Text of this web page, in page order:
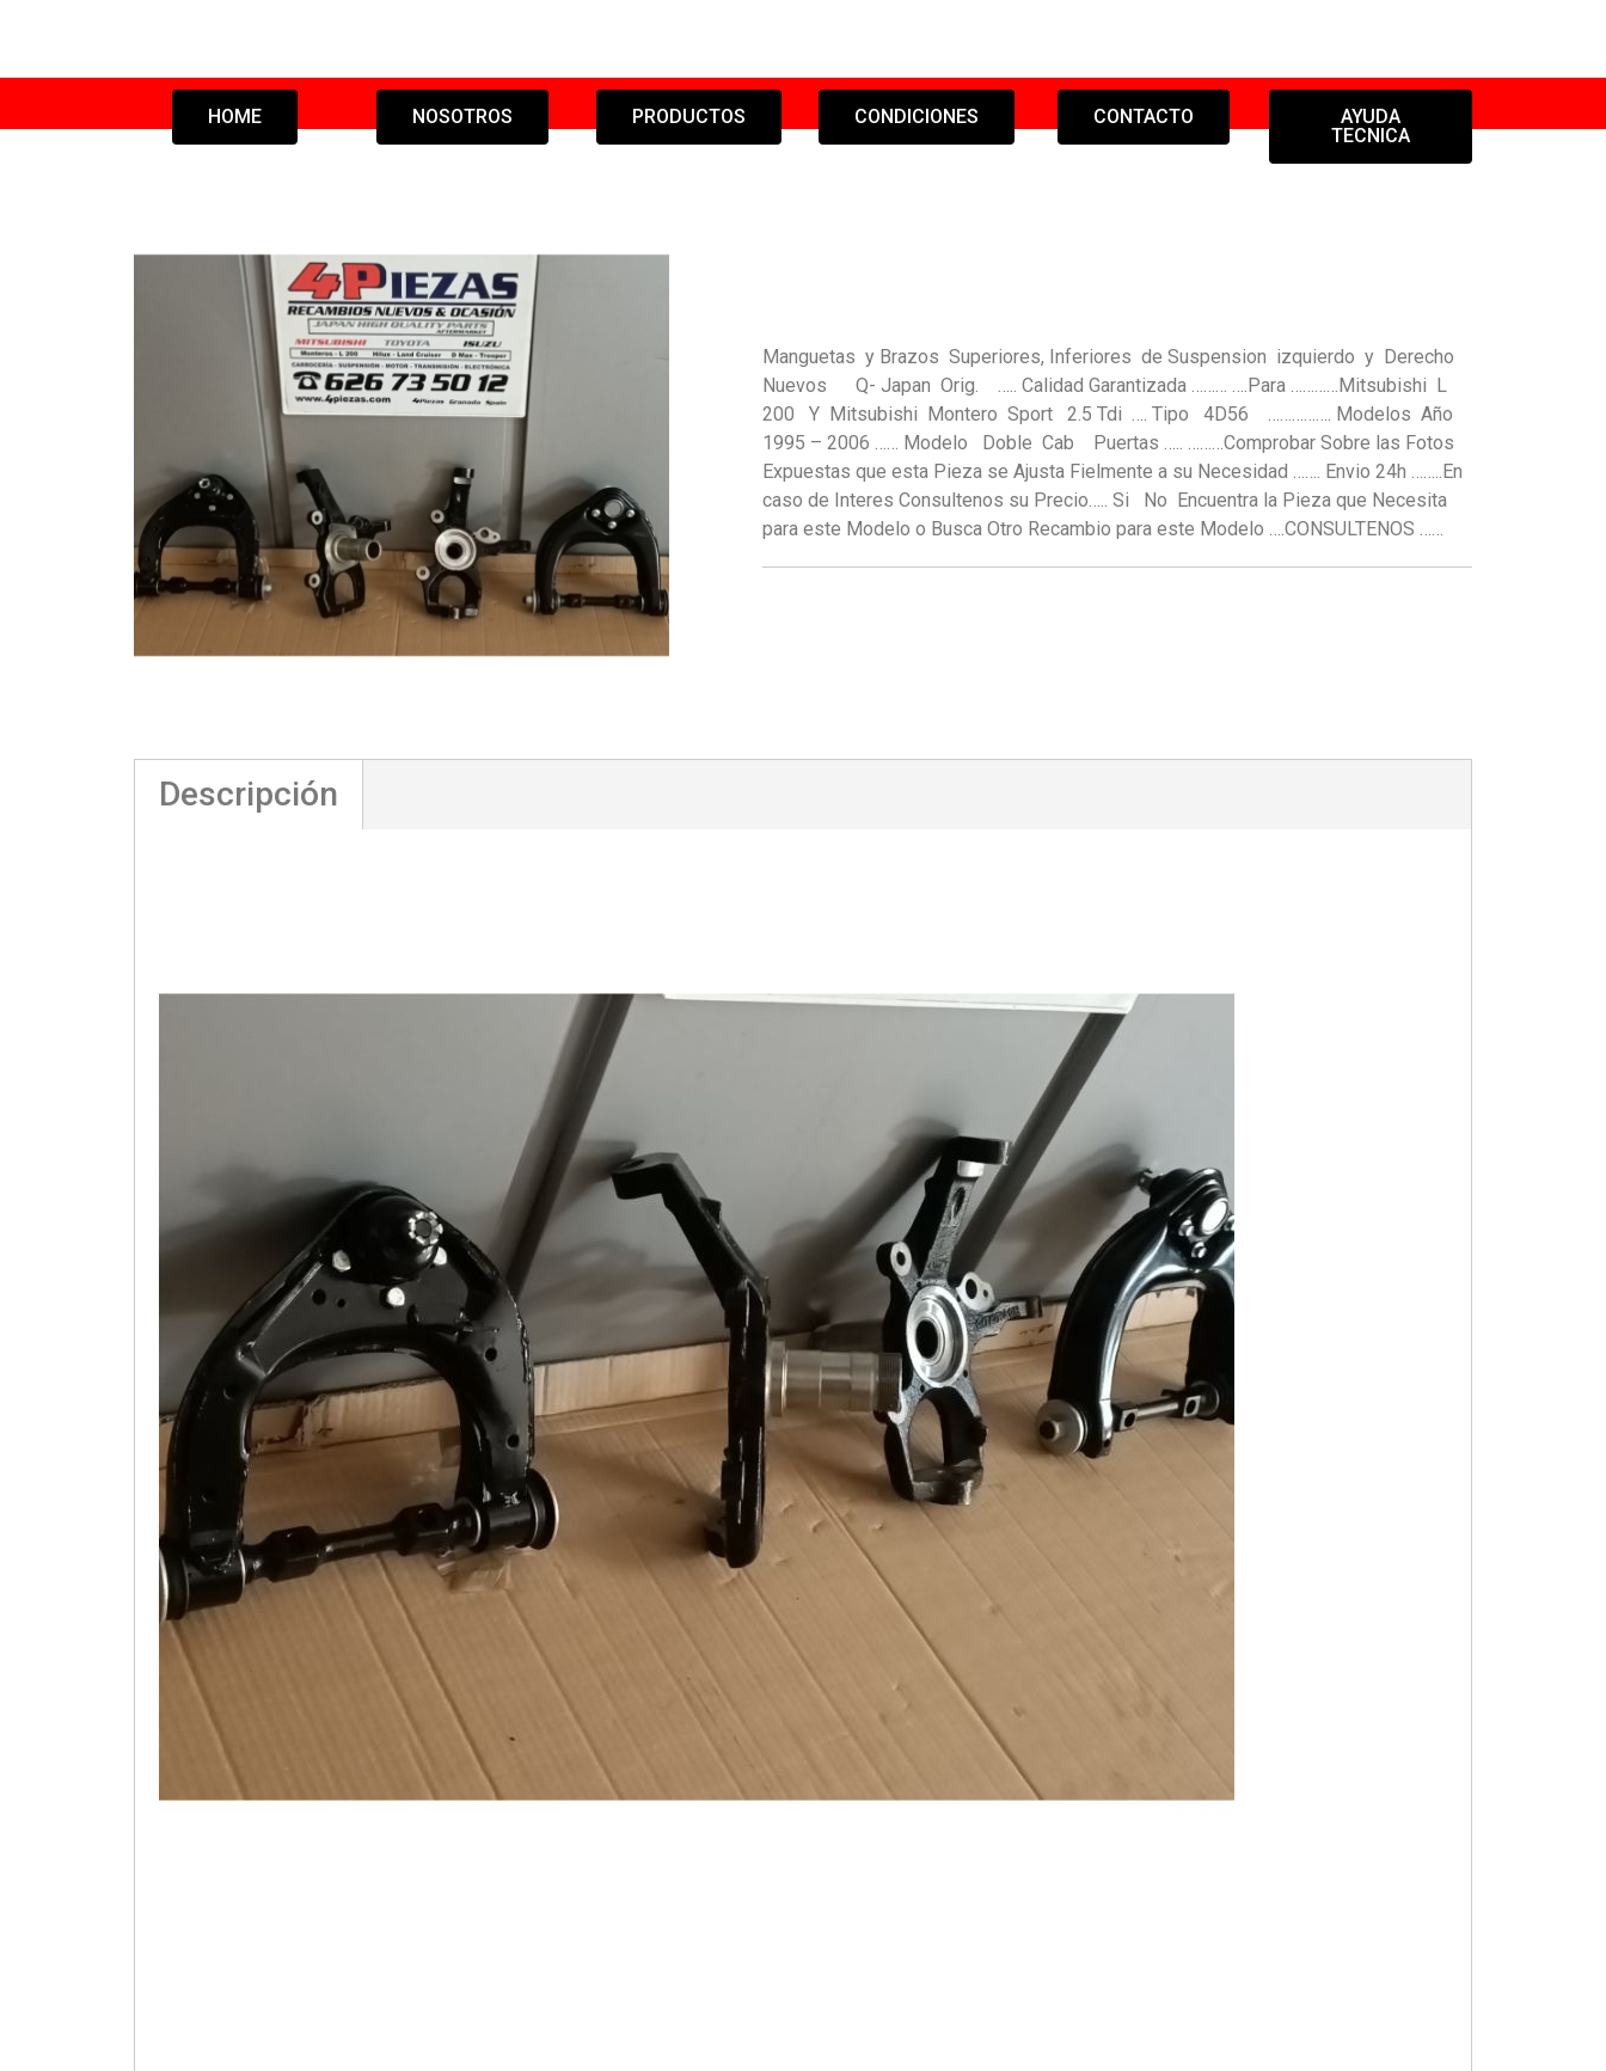
HOME NOSOTROS PRODUCTOS CONDICIONES CONTACTO
AYUDA
TECNICA
Manguetas y Brazos Superiores, Inferiores de Suspension izquierdo y Derecho
Nuevos Q- Japan Orig. ….. Calidad Garantizada ……… ….Para …………Mitsubishi L
200 Y Mitsubishi Montero Sport 2.5 Tdi …. Tipo 4D56 ……………. Modelos Año
1995 – 2006 …… Modelo Doble Cab Puertas ….. ………Comprobar Sobre las Fotos
Expuestas que esta Pieza se Ajusta Fielmente a su Necesidad ……. Envio 24h ……..En
caso de Interes Consultenos su Precio….. Si No Encuentra la Pieza que Necesita
para este Modelo o Busca Otro Recambio para este Modelo ….CONSULTENOS ……
Descripción